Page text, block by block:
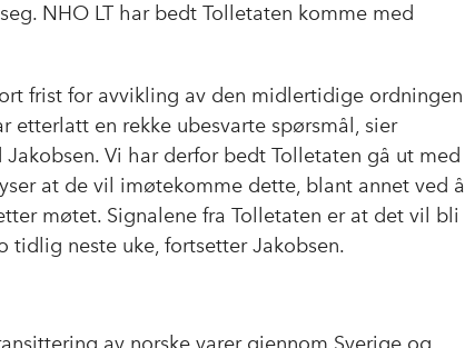
o
I
NHO LT har bedt Tolletaten komme med
frist for avvikling av den midlertidige ordningen
en rekke ubesvarte spørsmål, sier
Vi har derfor bedt Tolletaten gå ut med
at de vil imøtekomme dette, blant annet ved å
møtet. Signalene fra Tolletaten er at det vil bli
neste uke, fortsetter Jakobsen.